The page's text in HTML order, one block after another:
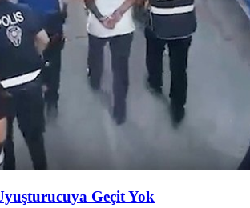
Geçit Yok